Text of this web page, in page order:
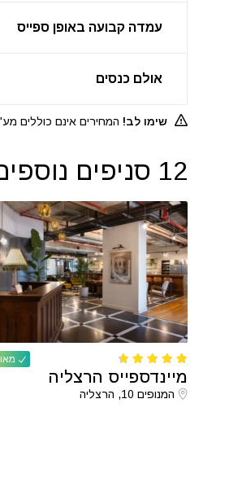
עמדה קבועה באופן ספייס
אולם כנסים
שימו לב! המחירים אינם כוללים
12 סניפים נוספים של מיינדספייס – Mindspace
מיינדספייס הרצליה
המנופים 10, הרצליה